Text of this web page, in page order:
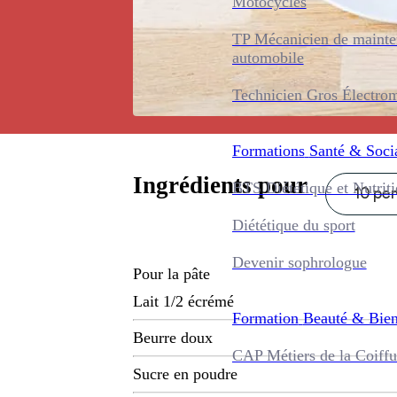
TP Mécanicien de
automobile
Technicien Gros
Formations Santé &
BTS Diététique et
Diététique du sport
Devenir sophrologue
Formation Beauté &
CAP Métiers de la
Ingrédients pour 10
Pour la pâte
Lait 1/2 écrémé
Beurre doux
Sucre en poudre